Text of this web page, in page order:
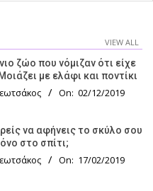
VIEW ALL
ζώο που νόμιζαν ότι είχε
με ελάφι και ποντίκι
On: 02/12/2019
να αφήνεις το σκύλο σου
στο σπίτι;
On: 17/02/2019